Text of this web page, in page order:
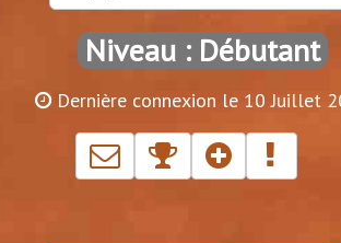
Niveau : Débutant
Dernière connexion le 10 Juillet